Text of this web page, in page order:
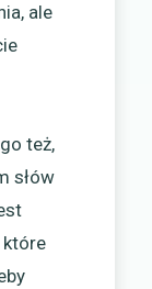
ale
też,
słów
które